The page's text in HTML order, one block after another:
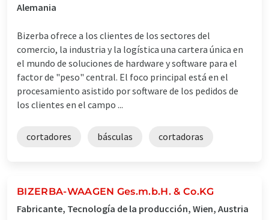
Alemania
Bizerba ofrece a los clientes de los sectores del
comercio, la industria y la logística una cartera única en
el mundo de soluciones de hardware y software para el
factor de "peso" central. El foco principal está en el
procesamiento asistido por software de los pedidos de
los clientes en el campo ...
cortadores básculas cortadoras
BIZERBA-WAAGEN Ges.m.b.H. & Co.KG
Fabricante, Tecnología de la producción, Wien, Austria